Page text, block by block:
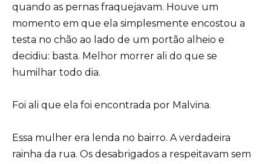
quando as pernas fraquejavam. Houve um
momento em que ela simplesmente encostou a
testa no chão ao lado de um portão alheio e
decidiu: basta. Melhor morrer ali do que se
humilhar todo dia.
Foi ali que ela foi encontrada por Malvina.
Essa mulher era lenda no bairro. A verdadeira
rainha da rua. Os desabrigados a respeitavam sem